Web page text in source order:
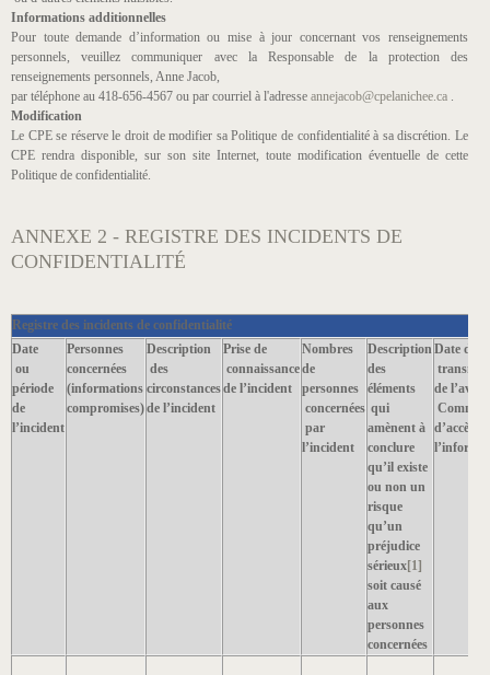
Informations additionnelles
Pour toute demande d’information ou mise à jour concernant vos renseignements
personnels, veuillez communiquer avec la Responsable de la protection des
renseignements personnels, Anne Jacob,
par téléphone au 418-656-4567 ou par courriel à l'adresse annejacob@cpelanichee.ca .
Modification
Le CPE se réserve le droit de modifier sa Politique de confidentialité à sa discrétion. Le
CPE rendra disponible, sur son site Internet, toute modification éventuelle de cette
Politique de confidentialité.
ANNEXE 2 - REGISTRE DES INCIDENTS DE
CONFIDENTIALITÉ
Registre des incidents de confidentialité
Date
ou
période
de
l’incident
Personnes
concernées
(informations
compromises)
Description
des
circonstances
de l’incident
Prise de
connaissance
de l’incident
Nombres
de
personnes
concernées
par
l’incident
Description
des
éléments
qui
amènent à
conclure
qu’il existe
ou non un
risque
qu’un
préjudice
sérieux[1]
soit causé
aux
personnes
concernées
Date de
de l’avis
d’accès à